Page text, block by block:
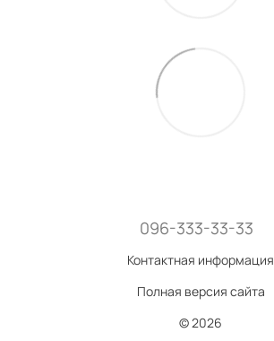
096-333-33-33
Контактная информация
Полная версия сайта
© 2026